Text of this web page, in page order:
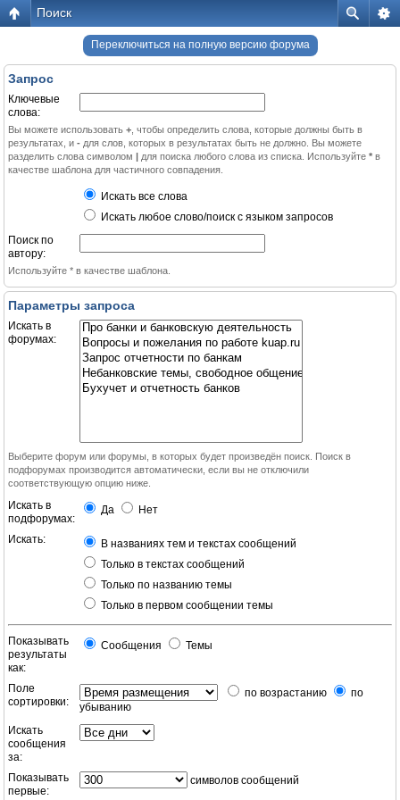
Поиск
Переключиться на полную версию форума
Запрос
Ключевые
слова:
Вы можете использовать + , чтобы определить слова, которые должны быть в
результатах, и - для слов, которых в результатах быть не должно. Вы можете
разделить слова символом | для поиска любого слова из списка. Используйте * в
качестве шаблона для частичного совпадения.
Искать все слова
Искать любое слово/поиск с языком запросов
Поиск по
автору:
Используйте * в качестве шаблона.
Параметры запроса
Искать в
форумах:
Выберите форум или форумы, в которых будет произведён поиск. Поиск в
подфорумах производится автоматически, если вы не отключили
соответствующую опцию ниже.
Искать в
подфорумах:
Да Нет
Искать:
В названиях тем и текстах сообщений
Только в текстах сообщений
Только по названию темы
Только в первом сообщении темы
Показывать
результаты
как:
Сообщения Темы
Поле
сортировки:
по возрастанию
по
убыванию
Искать
сообщения
за:
Показывать
первые:
символов сообщений